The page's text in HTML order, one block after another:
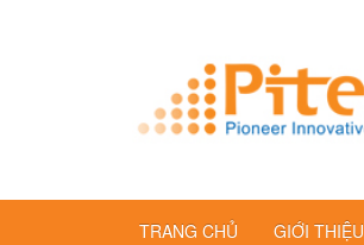
TRANG CHỦ GIỚI THIỆU